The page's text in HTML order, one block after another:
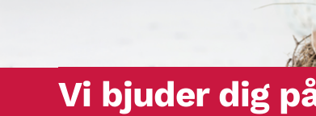
Vi bjuder dig